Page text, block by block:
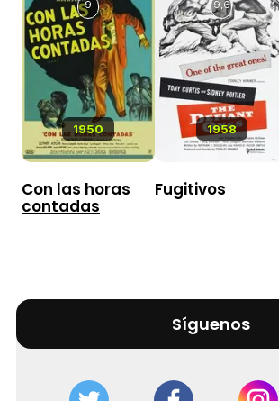
1950
9
Con las horas
contadas
1958
9,6
Fugitivos
Síguenos